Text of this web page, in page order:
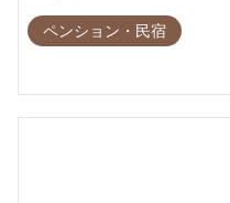
ペンション・民宿